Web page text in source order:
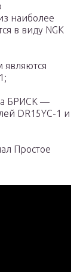
наиболее
в виду NGK
являются
БРИСК —
DR15YC-1 и
Простое